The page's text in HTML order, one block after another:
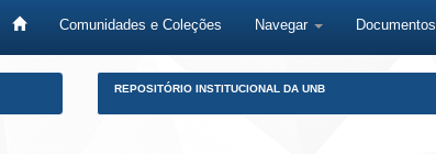
Comunidades e Coleções Navegar Documentos
REPOSITÓRIO INSTITUCIONAL DA UNB